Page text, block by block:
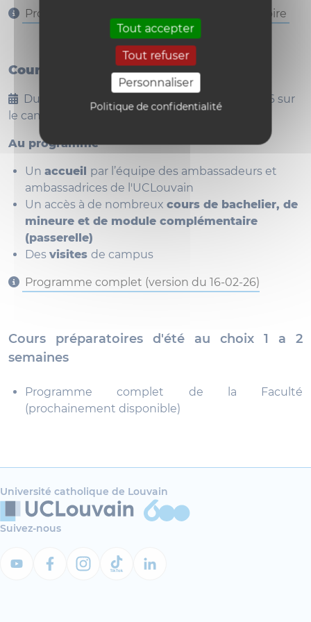
Tout accepter
Tout refuser
Personnaliser
Politique de confidentialité
Programme complet dans sa version provisoire
Cours ouverts de Carnaval 2026
Du lundi 16 février au vendredi 27 février 2026 sur
le campus de Louvain-la-Neuve.
Au programme
Un accueil par l’équipe des ambassadeurs et
ambassadrices de l'UCLouvain
Un accès à de nombreux cours de bachelier, de
mineure et de module complémentaire
(passerelle)
Des visites de campus
Programme complet (version du 16-02-26)
Cours préparatoires d'été au choix 1 a 2
semaines
Programme complet de la Faculté
(prochainement disponible)
Université catholique de Louvain
Suivez-nous